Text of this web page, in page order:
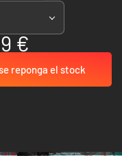
€
reponga el stock